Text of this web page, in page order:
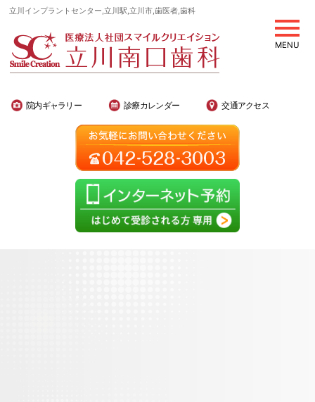
MENU
立川インプラントセンター,立川駅,立川市,歯医者,歯科
院内ギャラリー 診療カレンダー 交通アクセス